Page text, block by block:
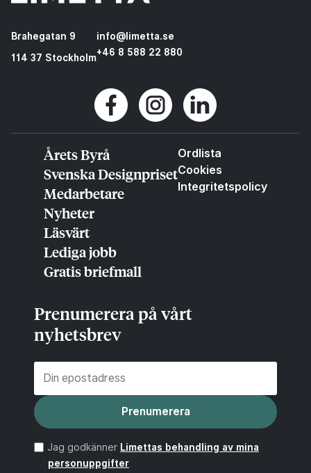
Brahegatan 9
114 37 Stockholm
info@limetta.se
+46 8 588 22 880
Årets Byrå
Svenska Designpriset
Medarbetare
Nyheter
Läsvärt
Lediga jobb
Gratis briefmall
Ordlista
Cookies
Integritetspolicy
Prenumerera på vårt
nyhetsbrev
Prenumerera
Jag godkänner Limettas behandling av mina
personuppgifter